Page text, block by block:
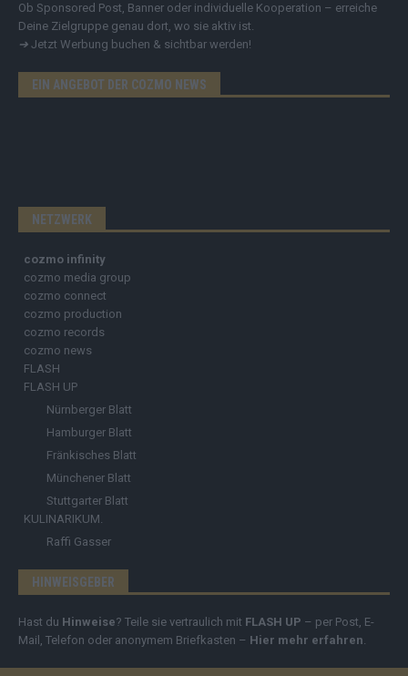
Ob Sponsored Post, Banner oder individuelle Kooperation – erreiche
Deine Zielgruppe genau dort, wo sie aktiv ist.
➔ Jetzt Werbung buchen & sichtbar werden!
EIN ANGEBOT DER COZMO NEWS
NETZWERK
cozmo infinity
cozmo media group
cozmo connect
cozmo production
cozmo records
cozmo news
FLASH
FLASH UP
Nürnberger Blatt
Hamburger Blatt
Fränkisches Blatt
Münchener Blatt
Stuttgarter Blatt
KULINARIKUM.
Raffi Gasser
HINWEISGEBER
Hast du Hinweise? Teile sie vertraulich mit FLASH UP – per Post, E-
Mail, Telefon oder anonymem Briefkasten – Hier mehr erfahren.